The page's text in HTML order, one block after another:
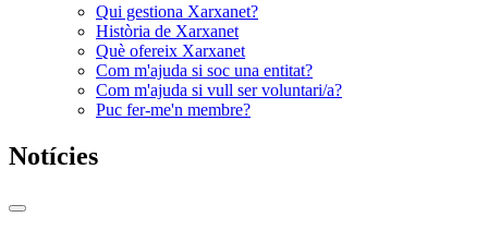
Qui gestiona Xarxanet?
Història de Xarxanet
Què ofereix Xarxanet
Com m'ajuda si soc una entitat?
Com m'ajuda si vull ser voluntari/a?
Puc fer-me'n membre?
Notícies
Commutador